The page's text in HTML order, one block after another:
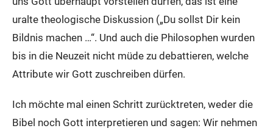
uralte theologische Diskussion („Du sollst Dir kein
Bildnis machen …“. Und auch die Philosophen wurden
bis in die Neuzeit nicht müde zu debattieren, welche
Attribute wir Gott zuschreiben dürfen.
Ich möchte mal einen Schritt zurücktreten, weder die
Bibel noch Gott interpretieren und sagen: Wir nehmen